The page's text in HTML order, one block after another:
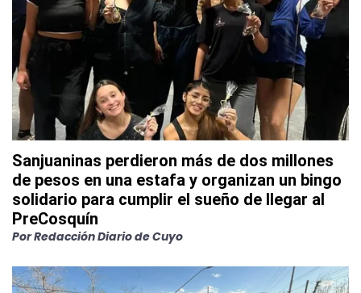
Sanjuaninas perdieron más de dos millones
de pesos en una estafa y organizan un bingo
solidario para cumplir el sueño de llegar al
PreCosquín
PorRedacción Diario de Cuyo